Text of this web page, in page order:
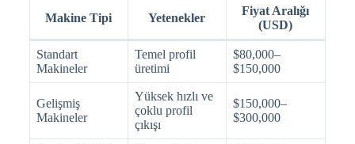
Makine Tipi Yetenekler
Fiyat Aralığı
(USD)
Standart
Makineler
Temel profil
üretimi
$80,000–
$150,000
Gelişmiş
Makineler
Yüksek hızlı ve
çoklu profil
çıkışı
$150,000–
$300,000